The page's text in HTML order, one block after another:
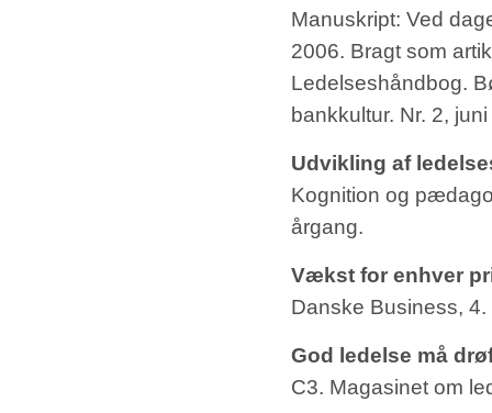
Manuskript: Ved
2006. Bragt som
Ledelseshåndbog.
bankkultur. Nr. 2,
Udvikling af
Kognition og
årgang.
Vækst for enhver
Danske Business,
God ledelse må
C3. Magasinet om